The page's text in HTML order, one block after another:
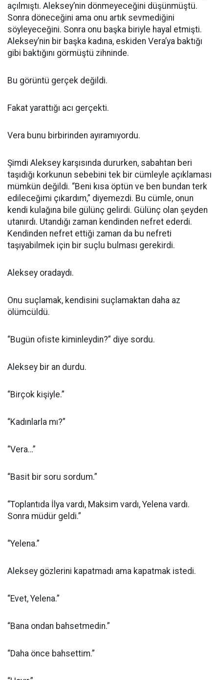
açılmıştı. Aleksey’nin dönmeyeceğini düşünmüştü.
Sonra döneceğini ama onu artık sevmediğini
söyleyeceğini. Sonra onu başka biriyle hayal etmişti.
Aleksey’nin bir başka kadına, eskiden Vera’ya baktığı
gibi baktığını görmüştü zihninde.
Bu görüntü gerçek değildi.
Fakat yarattığı acı gerçekti.
Vera bunu birbirinden ayıramıyordu.
Şimdi Aleksey karşısında dururken, sabahtan beri
taşıdığı korkunun sebebini tek bir cümleyle açıklaması
mümkün değildi. “Beni kısa öptün ve ben bundan terk
edileceğimi çıkardım,” diyemezdi. Bu cümle, onun
kendi kulağına bile gülünç gelirdi. Gülünç olan şeyden
utanırdı. Utandığı zaman kendinden nefret ederdi.
Kendinden nefret ettiği zaman da bu nefreti
taşıyabilmek için bir suçlu bulması gerekirdi.
Aleksey oradaydı.
Onu suçlamak, kendisini suçlamaktan daha az
ölümcüldü.
“Bugün ofiste kiminleydin?” diye sordu.
Aleksey bir an durdu.
“Birçok kişiyle.”
“Kadınlarla mı?”
“Vera…”
“Basit bir soru sordum.”
“Toplantıda İlya vardı, Maksim vardı, Yelena vardı.
Sonra müdür geldi.”
“Yelena.”
Aleksey gözlerini kapatmadı ama kapatmak istedi.
“Evet, Yelena.”
“Bana ondan bahsetmedin.”
“Daha önce bahsettim.”